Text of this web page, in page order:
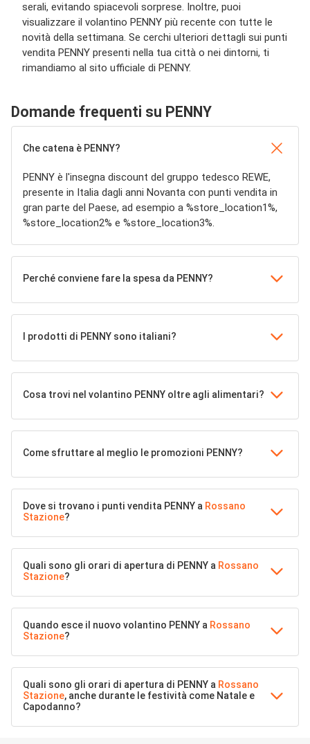
serali, evitando spiacevoli sorprese. Inoltre, puoi
visualizzare il volantino PENNY più recente con tutte le
novità della settimana. Se cerchi ulteriori dettagli sui punti
vendita PENNY presenti nella tua città o nei dintorni, ti
rimandiamo al sito ufficiale di PENNY.
Domande frequenti su PENNY
Che catena è PENNY?
PENNY è l'insegna discount del gruppo tedesco REWE,
presente in Italia dagli anni Novanta con punti vendita in
gran parte del Paese, ad esempio a %store_location1%,
%store_location2% e %store_location3%.
Perché conviene fare la spesa da PENNY?
I prodotti di PENNY sono italiani?
Cosa trovi nel volantino PENNY oltre agli alimentari?
Come sfruttare al meglio le promozioni PENNY?
Dove si trovano i punti vendita PENNY a Rossano
Stazione?
Quali sono gli orari di apertura di PENNY a Rossano
Stazione?
Quando esce il nuovo volantino PENNY a Rossano
Stazione?
Quali sono gli orari di apertura di PENNY a Rossano
Stazione, anche durante le festività come Natale e
Capodanno?